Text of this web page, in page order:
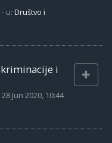
- u: Društvo i
i
28 Jun 2020, 10:44